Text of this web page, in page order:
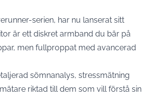
serien, har nu lanserat sitt
är ett diskret armband du bär på
men fullproppat med avancerad
sömnanalys, stressmätning
riktad till dem som vill förstå sin